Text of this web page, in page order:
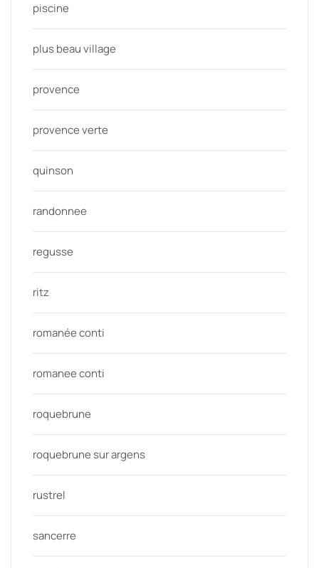
piscine
plus beau village
provence
provence verte
quinson
randonnee
regusse
ritz
romanée conti
romanee conti
roquebrune
roquebrune sur argens
rustrel
sancerre